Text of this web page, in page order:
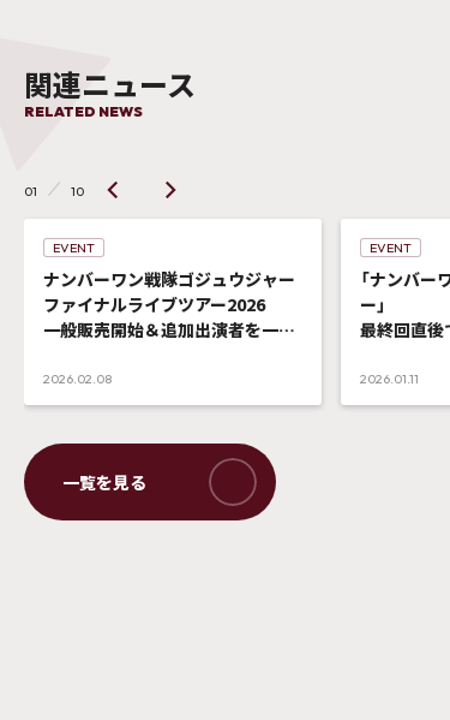
関連ニュース
RELATED NEWS
EVENT
ナンバーワン戦隊ゴジュウジャー
ファイナルライブツアー2026
一般販売開始＆追加出演者を一挙
2026.02.08
EVENT
「ナンバー
ー」
最終回直後
定！
イベントビ
2026.01.11
01 10